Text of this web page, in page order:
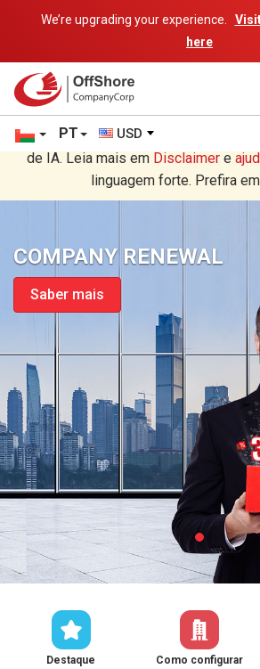
We’re upgrading your experience.
here
PT USD
Você está lendo em Português
de IA. Leia mais em Disclaimer e
linguagem forte. Prefira em
COMPANY RENEWAL
Saber mais
Destaque Como configurar